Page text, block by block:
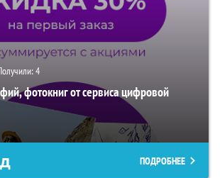
4
фотокниг от сервиса цифровой
ПОДРОБНЕЕ